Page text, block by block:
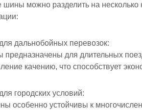
шины можно разделить на несколько
дальнобойных перевозок:
предназначены для длительных
качению, что способствует
городских условий:
особенно устойчивы к